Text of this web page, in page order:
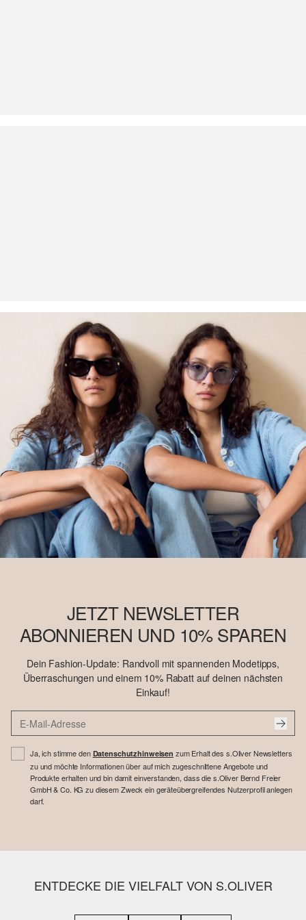
JETZT NEWSLETTER
ABONNIEREN UND 10% SPAREN
Dein Fashion-Update: Randvoll mit spannenden Modetipps,
Überraschungen und einem 10% Rabatt auf deinen nächsten
Einkauf!
Ja, ich stimme den Datenschutzhinweisen zum Erhalt des s.Oliver Newsletters
zu und möchte Informationen über auf mich zugeschnittene Angebote und
Produkte erhalten und bin damit einverstanden, dass die s.Oliver Bernd Freier
GmbH & Co. KG zu diesem Zweck ein geräteübergreifendes Nutzerprofil anlegen
darf.
ENTDECKE DIE VIELFALT VON S.OLIVER